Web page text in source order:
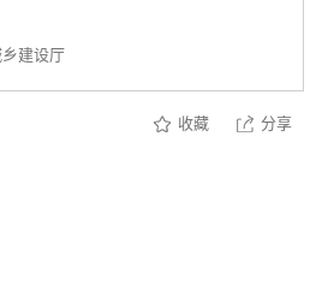
建设厅
收藏 分享